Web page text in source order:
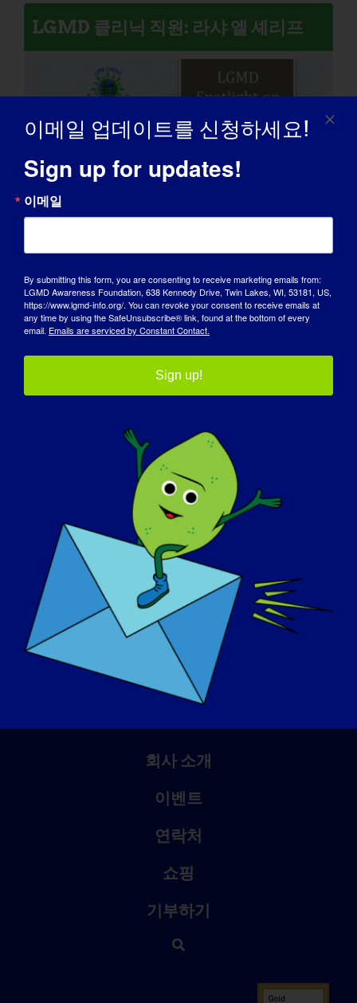
LGMD 클리닉 직원: 라샤 엘 셰리프
LGMD 클리닉 직원: 브렌트 베슨
인식의 날
기술 자료
회사 소개
이벤트
연락처
쇼핑
기부하기
이메일 업데이트를 신청하세요!
Sign up for updates!
이메일
By submitting this form, you are consenting to receive marketing emails from:
LGMD Awareness Foundation, 638 Kennedy Drive, Twin Lakes, WI, 53181, US,
https://www.lgmd-info.org/. You can revoke your consent to receive emails at
any time by using the SafeUnsubscribe® link, found at the bottom of every
email. Emails are serviced by Constant Contact.
Sign up!